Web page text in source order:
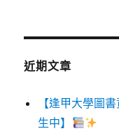
近期文章
【逢甲大學圖
生中】